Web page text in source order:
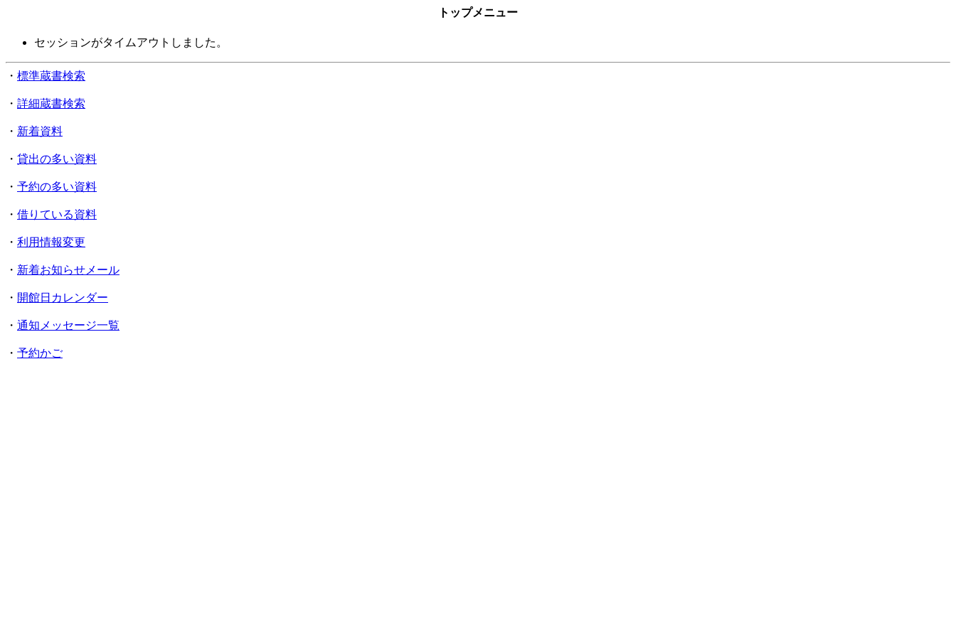
トップメニュー
セッションがタイムアウトしました。
・ 標準蔵書検索
・ 詳細蔵書検索
・ 新着資料
・ 貸出の多い資料
・ 予約の多い資料
・ 借りている資料
・ 利用情報変更
・ 新着お知らせメール
・ 開館日カレンダー
・ 通知メッセージ一覧
・ 予約かご